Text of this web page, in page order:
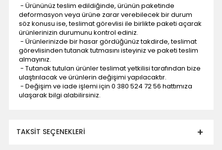
- Ürününüz teslim edildiğinde, ürünün paketinde
deformasyon veya ürüne zarar verebilecek bir durum
söz konusu ise, teslimat görevlisi ile birlikte paketi açarak
ürünlerinizin durumunu kontrol ediniz.
- Ürünlerinizde bir hasar gördüğünüz takdirde, teslimat
görevlisinden tutanak tutmasını isteyiniz ve paketi teslim
almayınız.
- Tutanak tutulan ürünler teslimat yetkilisi tarafından bize
ulaştırılacak ve ürünlerin değişimi yapılacaktır.
- Değişim ve iade işlemi için 0 380 524 72 56 hattımıza
ulaşarak bilgi alabilirsiniz.
TAKSIT SEÇENEKLERI